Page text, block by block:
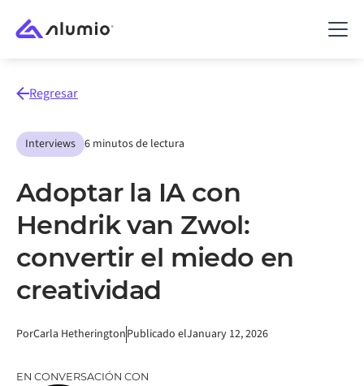
Regresar
Interviews 6 minutos de lectura
Adoptar la IA con
Hendrik van Zwol:
convertir el miedo en
creatividad
PorCarla HetheringtonPublicado elJanuary 12, 2026
EN CONVERSACIÓN CON